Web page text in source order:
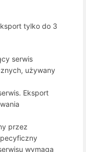
tylko do 3
serwis
używany
Eksport
przez
wymaga